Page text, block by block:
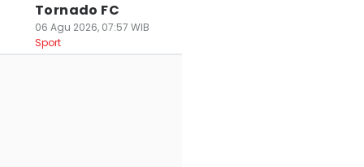
Tornado FC
06 Agu 2026, 07:57 WIB
Sport